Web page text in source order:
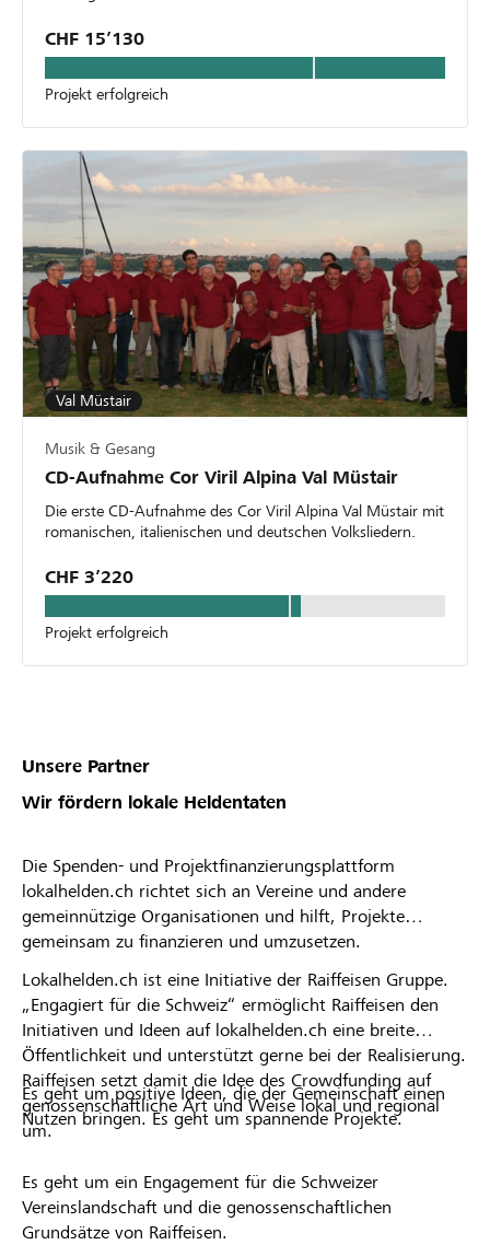
CHF 15’130
Projekt erfolgreich
Val Müstair
Musik & Gesang
CD-Aufnahme Cor Viril Alpina Val Müstair
Die erste CD-Aufnahme des Cor Viril Alpina Val Müstair mit
romanischen, italienischen und deutschen Volksliedern.
CHF 3’220
Projekt erfolgreich
Unsere Partner
Wir fördern lokale Heldentaten
Die Spenden- und Projektfinanzierungsplattform
lokalhelden.ch richtet sich an Vereine und andere
gemeinnützige Organisationen und hilft, Projekte
gemeinsam zu finanzieren und umzusetzen.
Lokalhelden.ch ist eine Initiative der Raiffeisen Gruppe.
„Engagiert für die Schweiz“ ermöglicht Raiffeisen den
Initiativen und Ideen auf lokalhelden.ch eine breite
Öffentlichkeit und unterstützt gerne bei der Realisierung.
Raiffeisen setzt damit die Idee des Crowdfunding auf
genossenschaftliche Art und Weise lokal und regional
um.
Es geht um positive Ideen, die der Gemeinschaft einen
Nutzen bringen. Es geht um spannende Projekte.
Es geht um ein Engagement für die Schweizer
Vereinslandschaft und die genossenschaftlichen
Grundsätze von Raiffeisen.